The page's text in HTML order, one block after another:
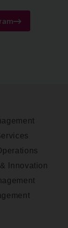
Innovation
Fleet&